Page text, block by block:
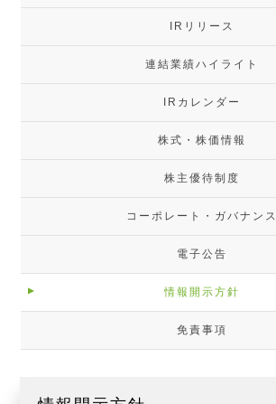
IRリリース
連結業績ハイライト
IRカレンダー
株式・株価情報
株主優待制度
コーポレート・ガバナンス
電子公告
情報開示方針
免責事項